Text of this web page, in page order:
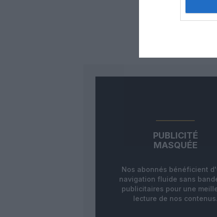
PUBLICITÉ
MASQUÉE
Nos abonnés bénéficient
navigation fluide sans
publicitaires pour une
lecture de nos contenus.